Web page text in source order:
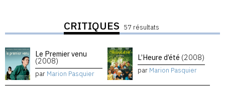
CRITIQUES 57 résultats
Le Premier venu
(2008)
par Marion Pasquier
L’Heure d’été (2008)
par Marion Pasquier